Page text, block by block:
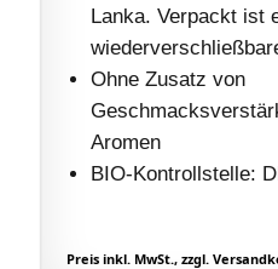
Lanka. Verpackt ist
Ohne Zusatz von
Aromen
BIO-Kontrollstelle:
Preis inkl. MwSt., zzgl.